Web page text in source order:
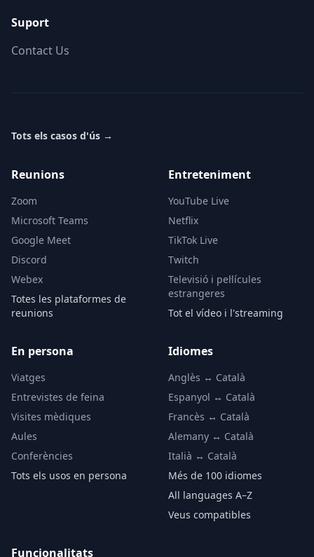
Suport
Contact Us
Tots els casos d'ús →
Reunions
Zoom
Microsoft Teams
Google Meet
Discord
Webex
Totes les plataformes de
reunions
Entreteniment
YouTube Live
Netflix
TikTok Live
Twitch
Televisió i pel·lícules
estrangeres
Tot el vídeo i l'streaming
En persona
Viatges
Entrevistes de feina
Visites mèdiques
Aules
Conferències
Tots els usos en persona
Idiomes
Anglès ↔ Català
Espanyol ↔ Català
Francès ↔ Català
Alemany ↔ Català
Italià ↔ Català
Més de 100 idiomes
All languages A–Z
Veus compatibles
Funcionalitats